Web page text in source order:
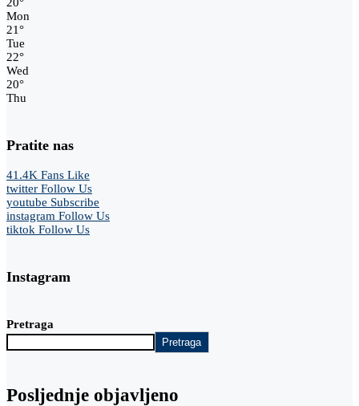
Mon
21°
Tue
22°
Wed
20°
Thu
Pratite nas
41.4K Fans Like
twitter Follow Us
youtube Subscribe
instagram Follow Us
tiktok Follow Us
Instagram
Pretraga
Pretraga
Posljednje objavljeno